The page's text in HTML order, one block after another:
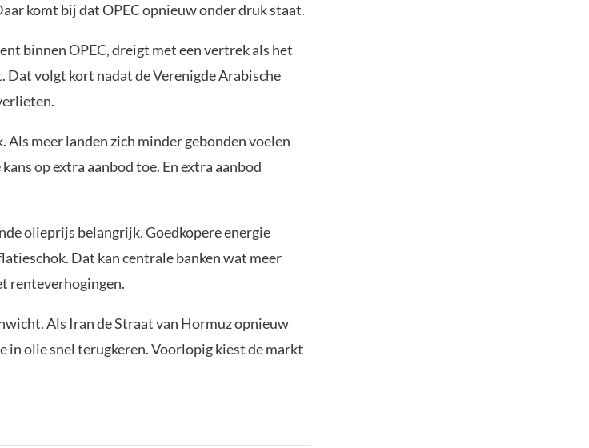
komt bij dat OPEC opnieuw onder druk staat.
binnen OPEC, dreigt met een vertrek als het
volgt kort nadat de Verenigde Arabische
meer landen zich minder gebonden voelen
op extra aanbod toe. En extra aanbod
olieprijs belangrijk. Goedkopere energie
Dat kan centrale banken wat meer
renteverhogingen.
Als Iran de Straat van Hormuz opnieuw
in olie snel terugkeren. Voorlopig kiest de markt